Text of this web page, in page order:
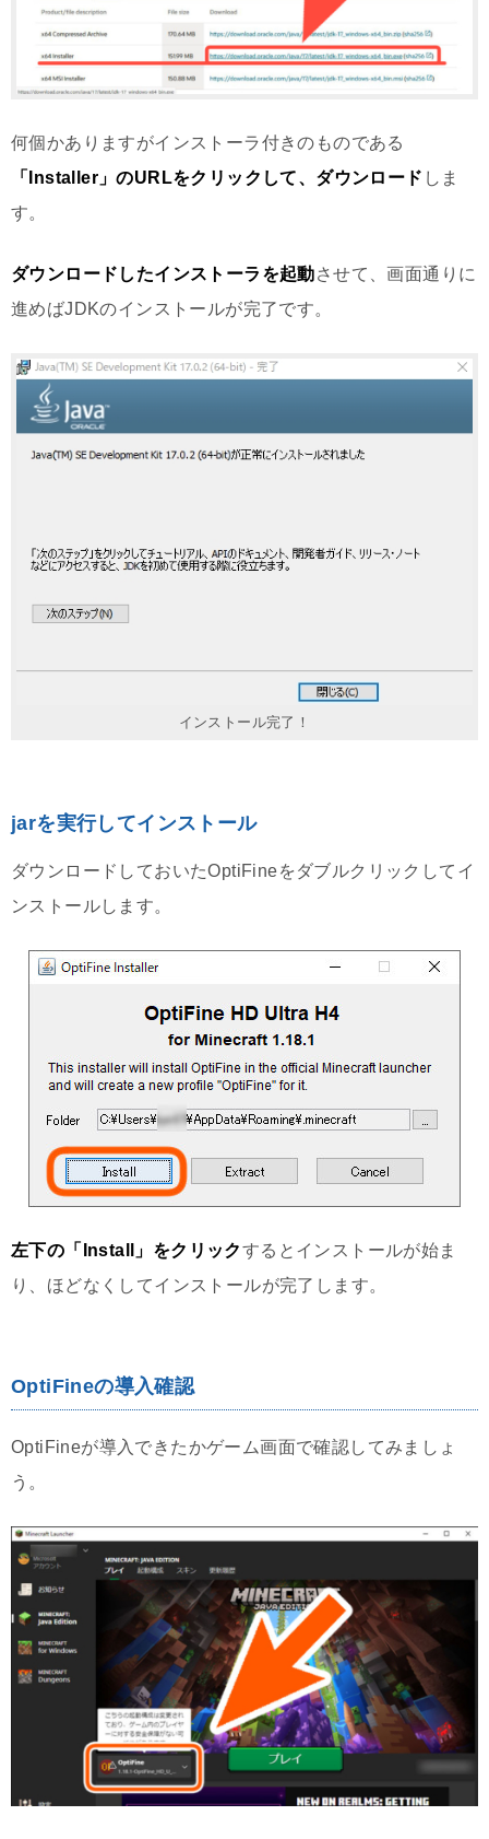
何個かありますがインストーラ付きのものである
「Installer」のURLをクリックして、ダウンロード しま
す。
ダウンロードしたインストーラを起動させて、画面通りに
進めばJDKのインストールが完了です。
インストール完了！
jarを実行してインストール
ダウンロードしておいたOptiFineをダブルクリックしてイ
ンストールします。
左下の「Install」をクリックするとインストールが始ま
り、ほどなくしてインストールが完了します。
OptiFineの導入確認
OptiFineが導入できたかゲーム画面で確認してみましょ
う。